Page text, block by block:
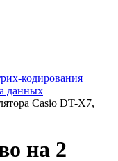
кодирования
данных
Casio DT-X7,
на 2